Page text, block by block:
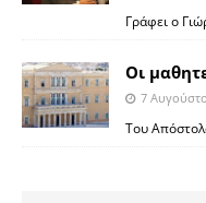
Γράφει ο
Οι
7
Του